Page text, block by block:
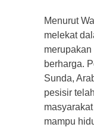
Menurut
melekat
berharga.
Sunda,
pesisir
mampu